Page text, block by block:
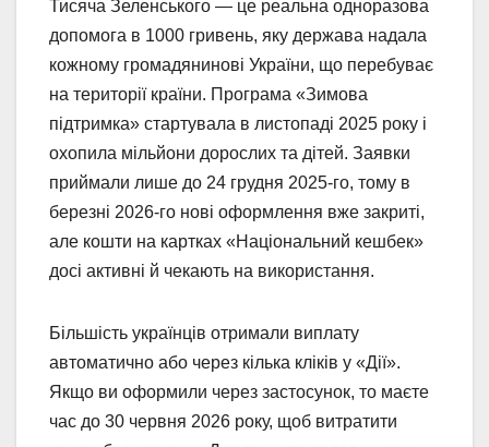
Тисяча Зеленського — це реальна одноразова
допомога в 1000 гривень, яку держава надала
кожному громадянинові України, що перебуває
на території країни. Програма «Зимова
підтримка» стартувала в листопаді 2025 року і
охопила мільйони дорослих та дітей. Заявки
приймали лише до 24 грудня 2025-го, тому в
березні 2026-го нові оформлення вже закриті,
але кошти на картках «Національний кешбек»
досі активні й чекають на використання.
Більшість українців отримали виплату
автоматично або через кілька кліків у «Дії».
Якщо ви оформили через застосунок, то маєте
час до 30 червня 2026 року, щоб витратити